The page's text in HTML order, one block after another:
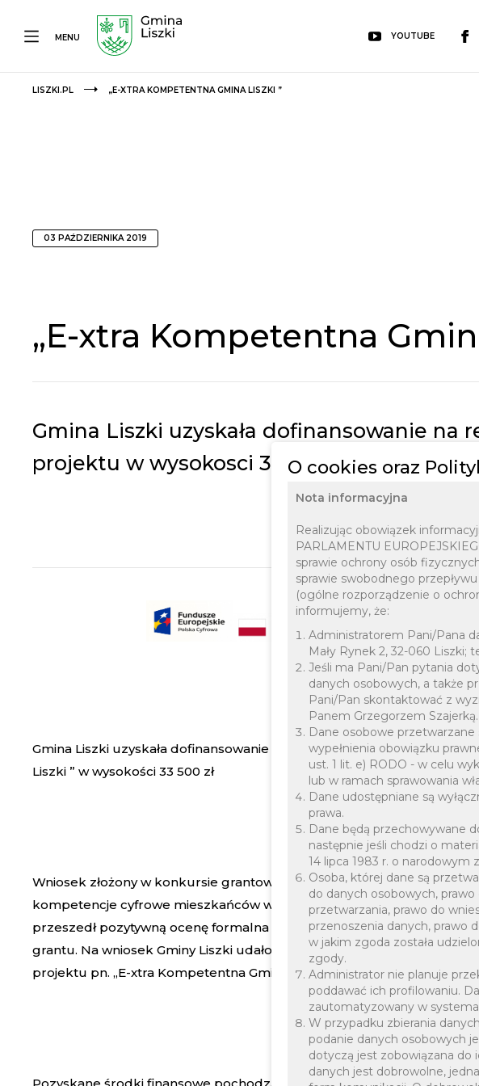
MENU YOUTUBE
LISZKI.PL „E-XTRA KOMPETENTNA GMINA LISZKI ”
03 PAŹDZIERNIKA 2019
„E-xtra Kompetentna
Gmina Liszki uzyskała dofinansowanie na
projektu w wysokosci 33 500 zł
Gmina Liszki uzyskała dofinansowanie na realizację projektu pn. „E-
Liszki ” w wysokości 33 500 zł
Wniosek złożony w konkursie grantowym pn. „e-Xtra Kompetentni –
kompetencje cyfrowe mieszkańców województwa małopolskiego i
przeszedł pozytywną ocenę formalna i merytoryczną i został
grantu. Na wniosek Gminy Liszki udało się pozyskać grant w wysokości
projektu pn. „E-xtra Kompetentna Gmina Liszki ”
O cookies oraz
Nota informacyjna
Realizując obowiązek
PARLAMENTU
sprawie ochrony osób
sprawie swobodnego
(ogólne rozporządzenie o
informujemy, że:
Administratorem Pani/Pana
Mały Rynek 2, 32-060 Liszki;
Jeśli ma Pani/Pan pytania
danych osobowych, a także
Pani/Pan skontaktować z
Panem Grzegorzem
Dane osobowe przetwarzane
wypełnienia obowiązku
ust. 1 lit. e) RODO - w celu
lub w ramach sprawowania
Dane udostępniane są
prawa.
Dane będą przechowywane
następnie jeśli chodzi o
14 lipca 1983 r. o narodowym
Osoba, której dane są
do danych osobowych,
przetwarzania, prawo do
przenoszenia danych, prawo
w jakim zgoda została
zgody.
Administrator nie planuje
poddawać ich profilowaniu.
zautomatyzowany w
W przypadku zbierania
podanie danych osobowych
dotyczą jest zobowiązana do
danych jest dobrowolne,